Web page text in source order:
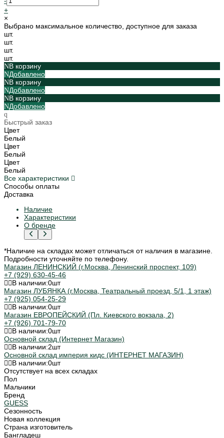
+
×
Выбрано максимальное количество, доступное для заказа
шт.
шт.
шт.
шт.
В корзину
Добавлено
В корзину
Добавлено
В корзину
Добавлено
Быстрый заказ
Цвет
Белый
Цвет
Белый
Цвет
Белый
Все характеристики
Способы оплаты
Доставка
Наличие
Характеристики
О бренде
*Наличие на складах может отличаться от наличия в магазине.
Подробности уточняйте по телефону.
Магазин ЛЕНИНСКИЙ (г.Москва, Ленинский проспект, 109)
+7 (929) 630-45-46
В наличии:0шт
Магазин ЛУБЯНКА (г.Москва, Театральный проезд, 5/1, 1 этаж)
+7 (925) 054-25-29
В наличии:0шт
Магазин ЕВРОПЕЙСКИЙ (Пл. Киевского вокзала, 2)
+7 (926) 701-79-70
В наличии:0шт
Основной склад (Интернет Магазин)
В наличии:2шт
Основной склад империя кидс (ИНТЕРНЕТ МАГАЗИН)
В наличии:0шт
Отсутствует на всех складах
Пол
Мальчики
Бренд
GUESS
Сезонность
Новая коллекция
Страна изготовитель
Бангладеш